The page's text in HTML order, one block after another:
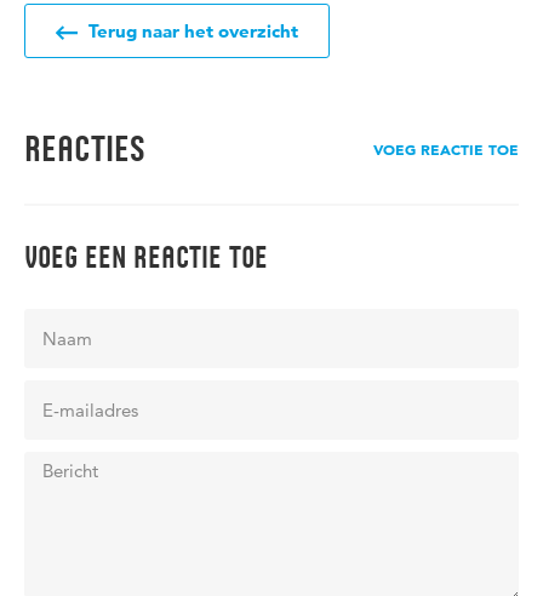
Terug naar het overzicht
REACTIES VOEG REACTIE TOE
VOEG EEN REACTIE TOE